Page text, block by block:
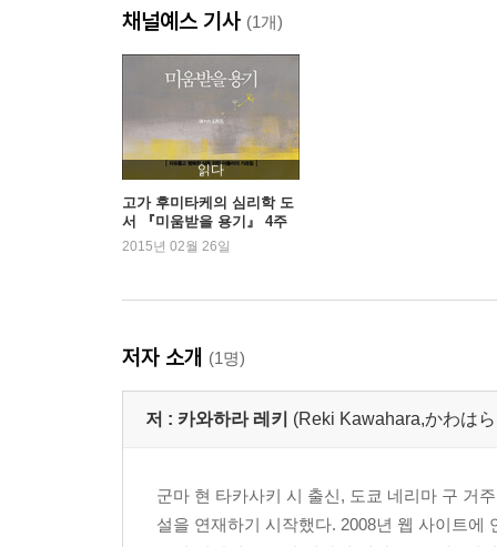
채널예스 기사 (1개)
읽다
고가 후미타케의 심리학 도
서 『미움받을 용기』 4주
연속 1위
2015년 02월 26일
저자 소개 (1명)
저 : 카와하라 레키 (Reki Kawahara,かわは
군마 현 타카사키 시 출신, 도쿄 네리마 구 거
설을 연재하기 시작했다. 2008년 웹 사이트